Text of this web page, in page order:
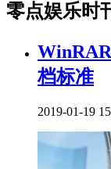
零点娱乐时
档标准
2019-01-19